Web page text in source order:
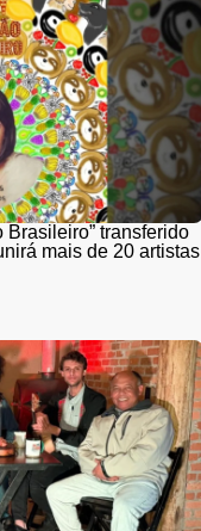
Brasileiro” transferido
mais de 20 artistas